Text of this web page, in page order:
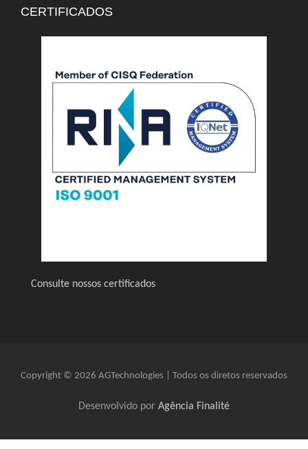
CERTIFICADOS
Consulte nossos certificados
Copyright © 2026 AGTechnologies | Todos os diretos reservados
Desenvolvido por Agência Finalité